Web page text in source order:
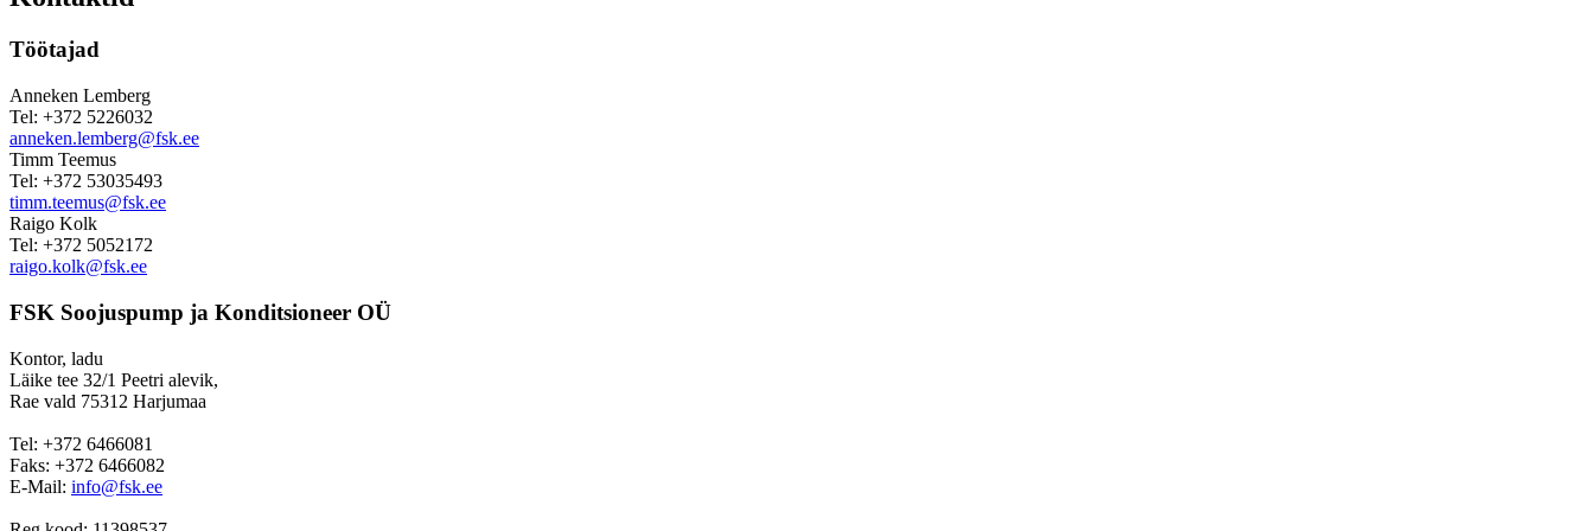
Töötajad
Anneken Lemberg
Tel: +372 5226032
anneken.lemberg@fsk.ee
Timm Teemus
Tel: +372 53035493
timm.teemus@fsk.ee
Raigo Kolk
Tel: +372 5052172
raigo.kolk@fsk.ee
FSK Soojuspump ja Konditsioneer OÜ
Kontor, ladu
Läike tee 32/1 Peetri alevik,
Rae vald 75312 Harjumaa
Tel: +372 6466081
Faks: +372 6466082
E-Mail: info@fsk.ee